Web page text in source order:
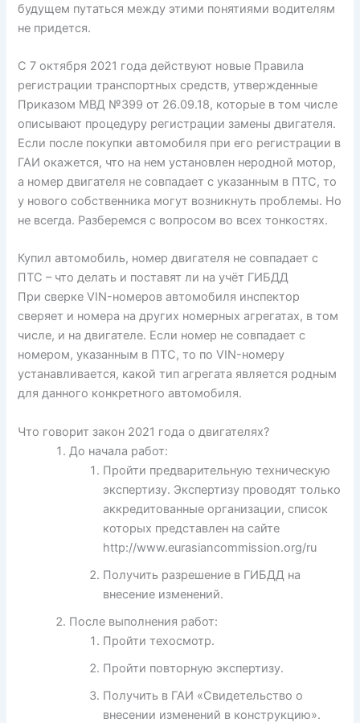
будущем путаться между этими понятиями водителям
не придется.
С 7 октября 2021 года действуют новые Правила
регистрации транспортных средств, утвержденные
Приказом МВД №399 от 26.09.18, которые в том числе
описывают процедуру регистрации замены двигателя.
Если после покупки автомобиля при его регистрации в
ГАИ окажется, что на нем установлен неродной мотор,
а номер двигателя не совпадает с указанным в ПТС, то
у нового собственника могут возникнуть проблемы. Но
не всегда. Разберемся с вопросом во всех тонкостях.
Купил автомобиль, номер двигателя не совпадает с
ПТС – что делать и поставят ли на учёт ГИБДД
При сверке VIN-номеров автомобиля инспектор
сверяет и номера на других номерных агрегатах, в том
числе, и на двигателе. Если номер не совпадает с
номером, указанным в ПТС, то по VIN-номеру
устанавливается, какой тип агрегата является родным
для данного конкретного автомобиля.
Что говорит закон 2021 года о двигателях?
До начала работ:
Пройти предварительную техническую
экспертизу. Экспертизу проводят только
аккредитованные организации, список
которых представлен на сайте
http://www.eurasiancommission.org/ru
Получить разрешение в ГИБДД на
внесение изменений.
После выполнения работ:
Пройти техосмотр.
Пройти повторную экспертизу.
Получить в ГАИ «Свидетельство о
внесении изменений в конструкцию».